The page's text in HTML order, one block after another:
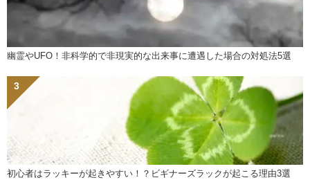
幽霊やUFO！非科学的で非現実的な出来事に遭遇した場合の対処法5選
初心者はラッキーが起きやすい！？ビギナーズラックが起こる理由3選